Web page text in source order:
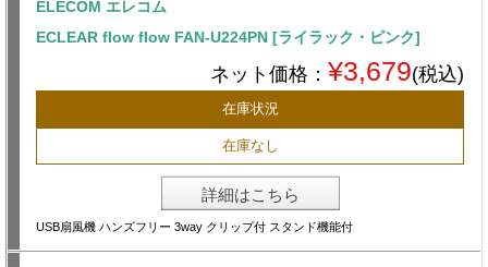
ELECOM エレコム
ECLEAR flow flow FAN-U224PN [ライラック・ピンク]
ネット価格： ¥3,679(税込)
在庫状況
在庫なし
詳細はこちら
USB扇風機 ハンズフリー 3way クリップ付 スタンド機能付